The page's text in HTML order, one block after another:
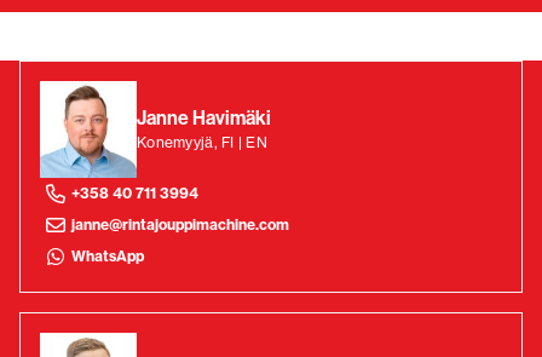
Janne Havimäki
Konemyyjä, FI | EN
+358 40 711 3994
janne@rintajouppimachine.com
WhatsApp